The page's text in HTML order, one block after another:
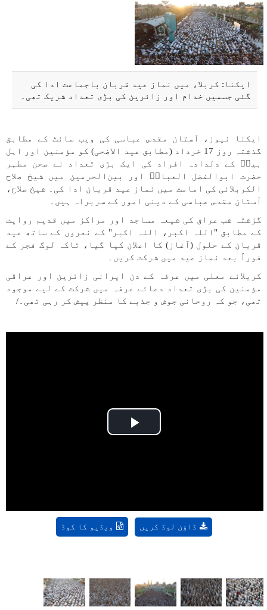
ایکنا: کربلاء میں نماز عید قربان باجماعت ادا کی
گئی جسمیں خدام اور زائرین کی بڑی تعداد شریک تھی۔
ایکنا نیوز، آستان مقدس عباسی کی ویب سائٹ کے مطابق
گذشتہ روز 17 خرداد (مطابق عید الاضحی) کو مؤمنین اور اہل
بیتؑ کے دلدادہ افراد کی ایک بڑی تعداد نے صحن مطہر
حضرت ابوالفضل العباسؑ اور بین‌الحرمین میں شیخ صلاح
الکربلائی کی امامت میں نماز عید قربان ادا کی۔ شیخ صلاح،
آستان مقدس عباسی کے دینی امور کے سربراہ ہیں۔
گزشتہ شب عراق کی شیعہ مساجد اور مراکز میں قدیم روایت
کے مطابق "اللہ اکبر، اللہ اکبر" کے نعروں کے ساتھ عید
قربان کے حلول (آغاز) کا اعلان کیا گیا، تاکہ لوگ فجر کے
فوراً بعد نماز عید میں شرکت کریں۔
کربلائے معلی میں عرفہ کے دن ایرانی زائرین اور عراقی
مؤمنین کی بڑی تعداد دعائے عرفہ میں شرکت کے لیے موجود
تھی، جو کہ روحانی جوش و جذبے کا منظر پیش کر رہی تھی۔/
Play
ویڈیو کا کوڈ ڈاؤن لوڈ کریں